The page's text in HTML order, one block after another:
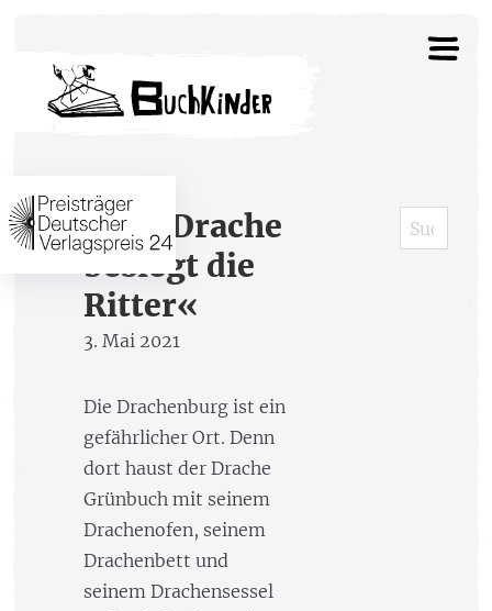
»Der Drache
besiegt die
Ritter«
3. Mai 2021
Die Drachenburg ist ein
gefährlicher Ort. Denn
dort haust der Drache
Grünbuch mit seinem
Drachenofen, seinem
Drachenbett und
seinem Drachensessel